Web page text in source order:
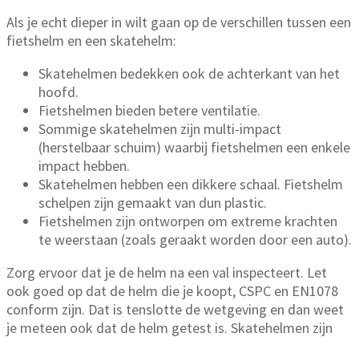
Als je echt dieper in wilt gaan op de verschillen tussen een
fietshelm en een skatehelm:
Skatehelmen bedekken ook de achterkant van het
hoofd.
Fietshelmen bieden betere ventilatie.
Sommige skatehelmen zijn multi-impact
(herstelbaar schuim) waarbij fietshelmen een enkele
impact hebben.
Skatehelmen hebben een dikkere schaal. Fietshelm
schelpen zijn gemaakt van dun plastic.
Fietshelmen zijn ontworpen om extreme krachten
te weerstaan ​​(zoals geraakt worden door een auto).
Zorg ervoor dat je de helm na een val inspecteert. Let
ook goed op dat de helm die je koopt, CSPC en EN1078
conform zijn. Dat is tenslotte de wetgeving en dan weet
je meteen ook dat de helm getest is. Skatehelmen zijn